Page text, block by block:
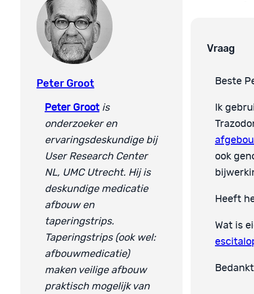
Peter Groot
Peter Groot is
onderzoeker en
ervaringsdeskundige bij
User Research Center
NL, UMC Utrecht. Hij is
deskundige medicatie
afbouw en
taperingstrips.
Taperingstrips (ook wel:
afbouwmedicatie)
maken veilige afbouw
praktisch mogelijk van
Vraag
Beste
Ik
ook
Heeft
Wat is